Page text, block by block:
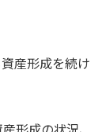
産形成を続け